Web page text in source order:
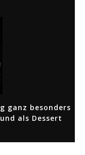
ganz besonders
als Dessert